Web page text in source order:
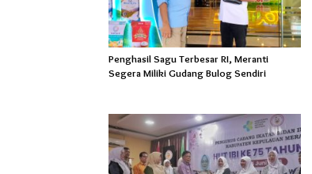
Penghasil Sagu Terbesar RI, Meranti
Segera Miliki Gudang Bulog Sendiri